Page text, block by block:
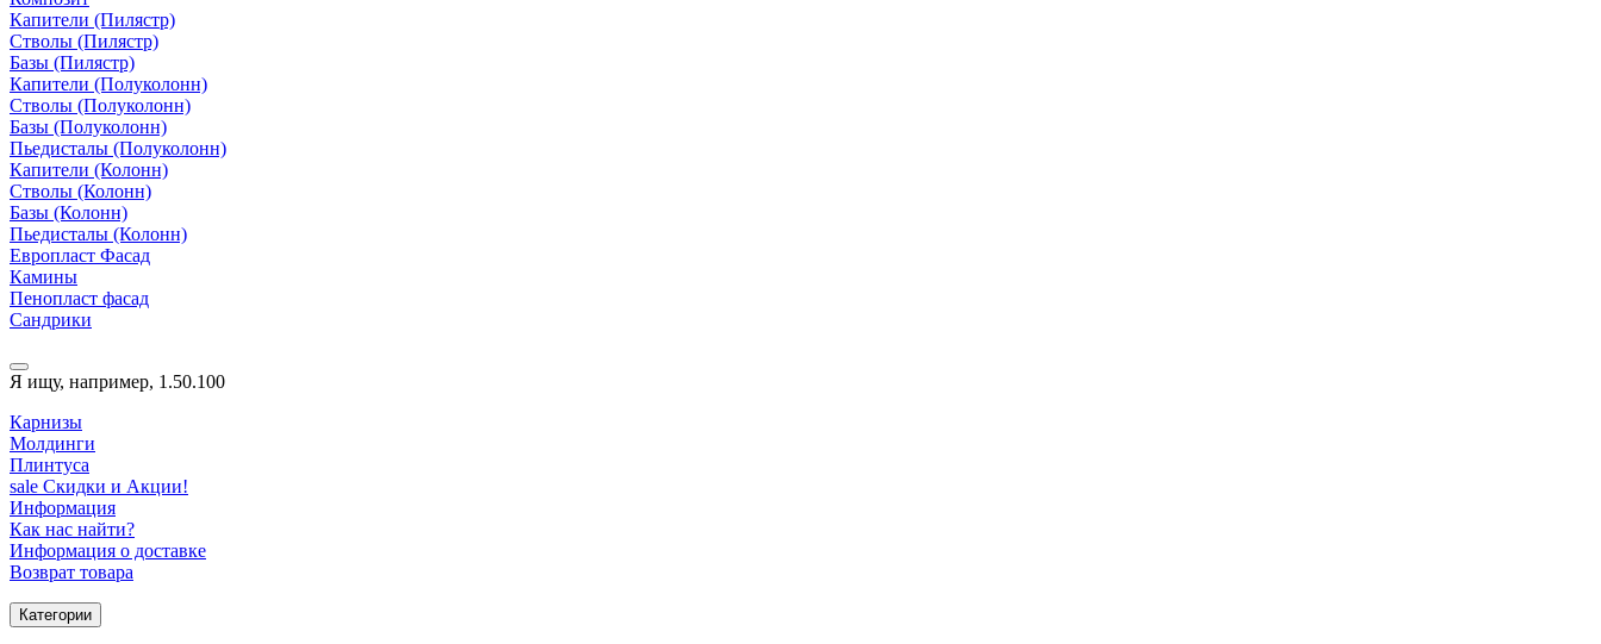
Капители (Пилястр)
Стволы (Пилястр)
Базы (Пилястр)
Капители (Полуколонн)
Стволы (Полуколонн)
Базы (Полуколонн)
Пьедисталы (Полуколонн)
Капители (Колонн)
Стволы (Колонн)
Базы (Колонн)
Пьедисталы (Колонн)
Европласт Фасад
Камины
Пенопласт фасад
Сандрики
Я ищу, например, 1.50.100
Карнизы
Молдинги
Плинтуса
sale Скидки и Акции!
Информация
Как нас найти?
Информация о доставке
Возврат товара
Категории